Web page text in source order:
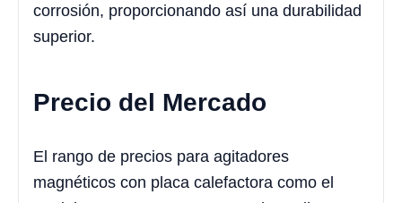
corrosión, proporcionando así una durabilidad
superior.
Precio del Mercado
El rango de precios para agitadores
magnéticos con placa calefactora como el